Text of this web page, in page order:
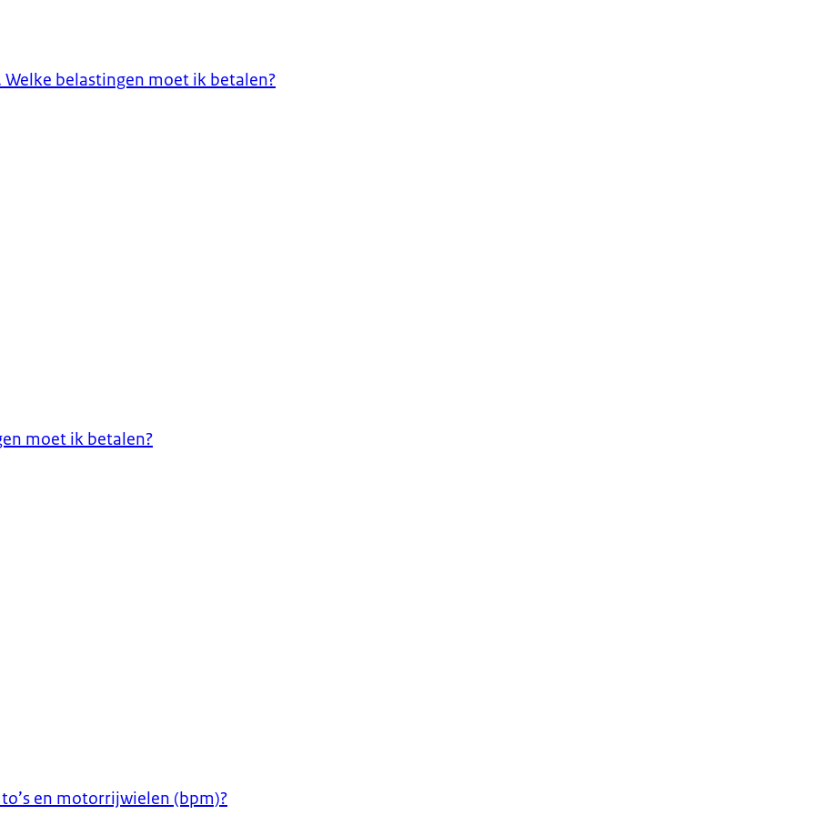
belastingen moet ik betalen?
moet ik betalen?
en motorrijwielen (bpm)?